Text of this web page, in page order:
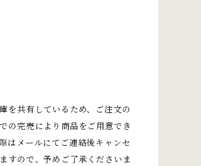
を共有しているため、ご注文の
の完売により商品をご用意でき
はメールにてご連絡後キャンセ
すので、予めご了承くださいま